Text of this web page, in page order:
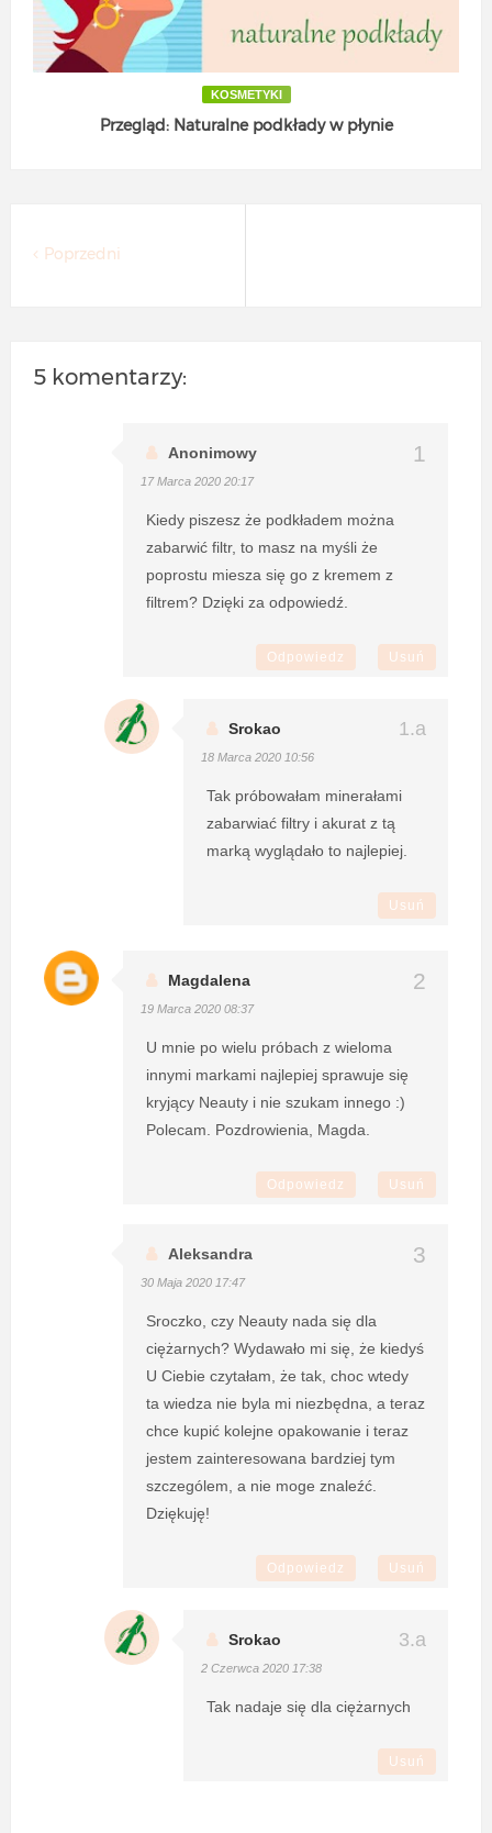
KOSMETYKI
Przegląd: Naturalne podkłady w płynie
Poprzedni
5 komentarzy:
Anonimowy
17 Marca 2020 20:17
Kiedy piszesz że podkładem można
zabarwić filtr, to masz na myśli że
poprostu miesza się go z kremem z
filtrem? Dzięki za odpowiedź.
Odpowiedz Usuń
Srokao
18 Marca 2020 10:56
Tak próbowałam minerałami
zabarwiać filtry i akurat z tą
marką wyglądało to najlepiej.
Usuń
Magdalena
19 Marca 2020 08:37
U mnie po wielu próbach z wieloma
innymi markami najlepiej sprawuje się
kryjący Neauty i nie szukam innego :)
Polecam. Pozdrowienia, Magda.
Odpowiedz Usuń
Aleksandra
30 Maja 2020 17:47
Sroczko, czy Neauty nada się dla
ciężarnych? Wydawało mi się, że kiedyś
U Ciebie czytałam, że tak, choc wtedy
ta wiedza nie byla mi niezbędna, a teraz
chce kupić kolejne opakowanie i teraz
jestem zainteresowana bardziej tym
szczególem, a nie moge znaleźć.
Dziękuję!
Odpowiedz Usuń
Srokao
2 Czerwca 2020 17:38
Tak nadaje się dla ciężarnych
Usuń